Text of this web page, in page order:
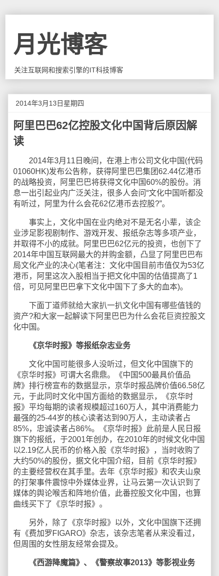
月光博客
关注互联网和搜索引擎的IT科技博客
2014年3月13日星期四
阿里巴巴62亿控股文化中国背后原因解
读
2014年3月11日晚间，在港上市公司文化中国(代码
01060HK)发布公告称，获得阿里巴巴集团62.44亿港币
的战略投资，阿里巴巴将获得文化中国60%的股份。消
息一出引起业内广泛关注，很多人会问“文化中国听都没
有听过，阿里为什么会花62亿港币去控股?”。
事实上，文化中国在业内绝对不是无名小辈，该企
业涉足影视剧制作、游戏开发、报纸杂志等多项产业，
并取得不小的成就。阿里巴巴62亿元的投资，也创下了
2014年中国互联网最大的并购金额，凸显了阿里巴巴布
局文化产业的决心(笔者注：文化中国目前市值仅为53亿
港币，阿里这次入股相当于把文化中国的估值提高了1
倍，可见阿里巴巴拿下文化中国下了多大的血本)。
下面丁道师就给大家扒一扒文化中国有哪些值钱的
资产?和大家一起解读下阿里巴巴为什么会花巨资控股文
化中国。
《京华时报》等报纸杂志业务
文化中国可能很多人没听过，但文化中国旗下的
《京华时报》可谓大名鼎鼎。《中国500最具价值品
牌》排行榜宣布的数据显示，京华时报品牌价值66.58亿
元，于此同时文化中国方面给的数据显示，《京华时
报》平均每期的读者规模超过160万人，其中消费能力
最强的25-44岁的核心读者达到90万人，主动读者占
85%，忠诚读者占86%。《京华时报》此前是人民日报
旗下的报纸，于2001年创办，在2010年的时候文化中国
以2.19亿人民币的价格入股《京华时报》，当时收购了
大约50%的股份，据文化中国介绍，目前《京华时报》
的主要经营权在其手里。去年《京华时报》和农夫山泉
的打架事件震惊中外媒体业界，让马云第一次认识到了
媒体的舆论喉舌和阵地价值，此番控股文化中国，也算
曲线买下了《京华时报》。
另外，除了《京华时报》以外，文化中国旗下还拥
有《费加罗FIGARO》杂志，该杂志笔者从来没看过，
但周围的女性朋友经常会提及。
《西游降魔篇》、《警察故事2013》等影视业务